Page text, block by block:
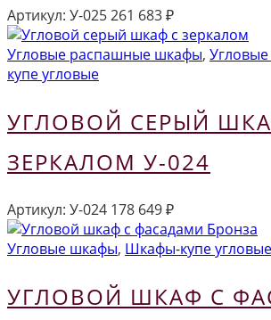
Артикул: У-025261 683₽
Угловые распашные шкафы,
купе угловые
УГЛОВОЙ СЕРЫЙ
ЗЕРКАЛОМ У-024
Артикул: У-024 178 649₽
Угловые шкафы, Шкафы-купе угловые
УГЛОВОЙ ШКАФ С